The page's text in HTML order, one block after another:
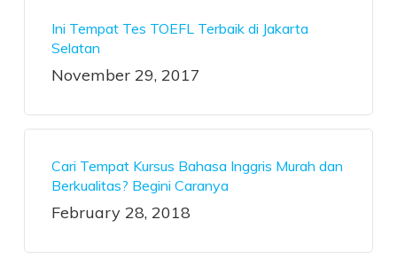
Ini Tempat Tes TOEFL Terbaik di Jakarta
Selatan
November 29, 2017
Cari Tempat Kursus Bahasa Inggris Murah dan
Berkualitas? Begini Caranya
February 28, 2018